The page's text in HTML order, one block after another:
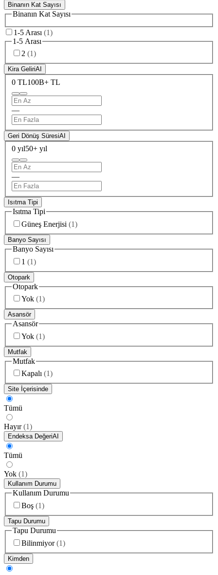
Binanın Kat Sayısı
Binanın Kat Sayısı
1-5 Arası (1)
1-5 Arası
2 (1)
Kira GeliriAI
0 TL100B+ TL
—
Geri Dönüş SüresiAI
0 yıl50+ yıl
—
Isıtma Tipi
Isıtma Tipi
Güneş Enerjisi (1)
Banyo Sayısı
Banyo Sayısı
1 (1)
Otopark
Otopark
Yok (1)
Asansör
Asansör
Yok (1)
Mutfak
Mutfak
Kapalı (1)
Site İçerisinde
Tümü
Hayır (1)
Endeksa DeğeriAI
Tümü
Yok (1)
Kullanım Durumu
Kullanım Durumu
Boş (1)
Tapu Durumu
Tapu Durumu
Bilinmiyor (1)
Kimden